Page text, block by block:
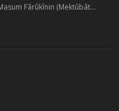
Fârûkînin (Mektûbât...